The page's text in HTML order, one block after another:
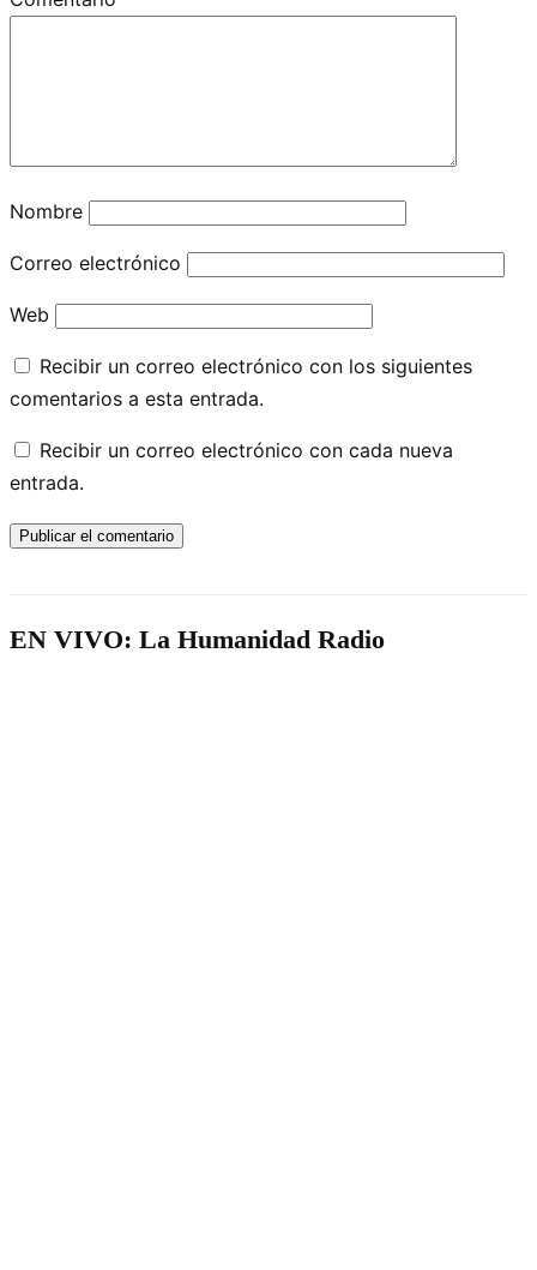
Nombre
Correo electrónico
Web
Recibir un correo electrónico con los siguientes
comentarios a esta entrada.
Recibir un correo electrónico con cada nueva
entrada.
EN VIVO: La Humanidad Radio